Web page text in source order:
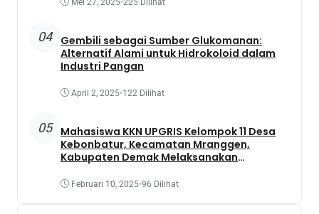
04
Gembili sebagai Sumber Glukomanan:
Alternatif Alami untuk Hidrokoloid dalam
Industri Pangan
April 2, 2025•122 Dilihat
05
Mahasiswa KKN UPGRIS Kelompok 11 Desa
Kebonbatur, Kecamatan Mranggen,
Kabupaten Demak Melaksanakan
Memanfaatkan Lahan Yang Terbengkalai
Februari 10, 2025•96 Dilihat